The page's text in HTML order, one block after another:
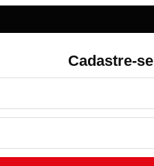
Cadastre-se